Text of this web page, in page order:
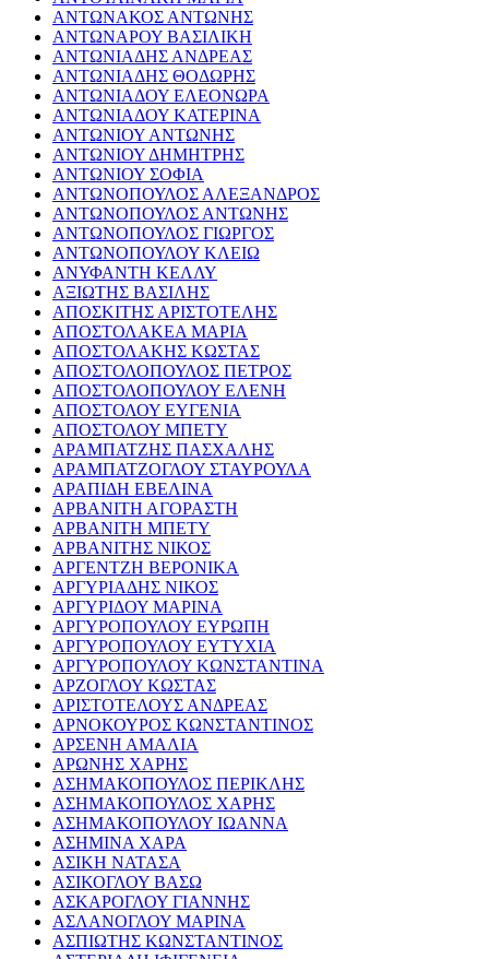
ΑΝΤΩΝΑΚΟΣ ΑΝΤΩΝΗΣ
ΑΝΤΩΝΑΡΟΥ ΒΑΣΙΛΙΚΗ
ΑΝΤΩΝΙΑΔΗΣ ΑΝΔΡΕΑΣ
ΑΝΤΩΝΙΑΔΗΣ ΘΟΔΩΡΗΣ
ΑΝΤΩΝΙΑΔΟΥ ΕΛΕΟΝΩΡΑ
ΑΝΤΩΝΙΑΔΟΥ ΚΑΤΕΡΙΝΑ
ΑΝΤΩΝΙΟΥ ΑΝΤΩΝΗΣ
ΑΝΤΩΝΙΟΥ ΔΗΜΗΤΡΗΣ
ΑΝΤΩΝΙΟΥ ΣΟΦΙΑ
ΑΝΤΩΝΟΠΟΥΛΟΣ ΑΛΕΞΑΝΔΡΟΣ
ΑΝΤΩΝΟΠΟΥΛΟΣ ΑΝΤΩΝΗΣ
ΑΝΤΩΝΟΠΟΥΛΟΣ ΓΙΩΡΓΟΣ
ΑΝΤΩΝΟΠΟΥΛΟΥ ΚΛΕΙΩ
ΑΝΥΦΑΝΤΗ ΚΕΛΛΥ
ΑΞΙΩΤΗΣ ΒΑΣΙΛΗΣ
ΑΠΟΣΚΙΤΗΣ ΑΡΙΣΤΟΤΕΛΗΣ
ΑΠΟΣΤΟΛΑΚΕΑ ΜΑΡΙΑ
ΑΠΟΣΤΟΛΑΚΗΣ ΚΩΣΤΑΣ
ΑΠΟΣΤΟΛΟΠΟΥΛΟΣ ΠΕΤΡΟΣ
ΑΠΟΣΤΟΛΟΠΟΥΛΟΥ ΕΛΕΝΗ
ΑΠΟΣΤΟΛΟΥ ΕΥΓΕΝΙΑ
ΑΠΟΣΤΟΛΟΥ ΜΠΕΤΥ
ΑΡΑΜΠΑΤΖΗΣ ΠΑΣΧΑΛΗΣ
ΑΡΑΜΠΑΤΖΟΓΛΟΥ ΣΤΑΥΡΟΥΛΑ
ΑΡΑΠΙΔΗ ΕΒΕΛΙΝΑ
ΑΡΒΑΝΙΤΗ ΑΓΟΡΑΣΤΗ
ΑΡΒΑΝΙΤΗ ΜΠΕΤΥ
ΑΡΒΑΝΙΤΗΣ ΝΙΚΟΣ
ΑΡΓΕΝΤΖΗ ΒΕΡΟΝΙΚΑ
ΑΡΓΥΡΙΑΔΗΣ ΝΙΚΟΣ
ΑΡΓΥΡΙΔΟΥ ΜΑΡΙΝΑ
ΑΡΓΥΡΟΠΟΥΛΟΥ ΕΥΡΩΠΗ
ΑΡΓΥΡΟΠΟΥΛΟΥ ΕΥΤΥΧΙΑ
ΑΡΓΥΡΟΠΟΥΛΟΥ ΚΩΝΣΤΑΝΤΙΝΑ
ΑΡΖΟΓΛΟΥ ΚΩΣΤΑΣ
ΑΡΙΣΤΟΤΕΛΟΥΣ ΑΝΔΡΕΑΣ
ΑΡΝΟΚΟΥΡΟΣ ΚΩΝΣΤΑΝΤΙΝΟΣ
ΑΡΣΕΝΗ ΑΜΑΛΙΑ
ΑΡΩΝΗΣ ΧΑΡΗΣ
ΑΣΗΜΑΚΟΠΟΥΛΟΣ ΠΕΡΙΚΛΗΣ
ΑΣΗΜΑΚΟΠΟΥΛΟΣ ΧΑΡΗΣ
ΑΣΗΜΑΚΟΠΟΥΛΟΥ ΙΩΑΝΝΑ
ΑΣΗΜΙΝΑ ΧΑΡΑ
ΑΣΙΚΗ ΝΑΤΑΣΑ
ΑΣΙΚΟΓΛΟΥ ΒΑΣΩ
ΑΣΚΑΡΟΓΛΟΥ ΓΙΑΝΝΗΣ
ΑΣΛΑΝΟΓΛΟΥ ΜΑΡΙΝΑ
ΑΣΠΙΩΤΗΣ ΚΩΝΣΤΑΝΤΙΝΟΣ